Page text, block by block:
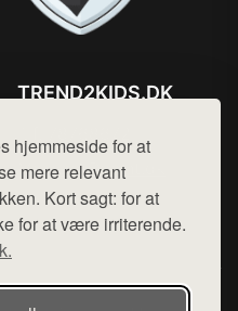
hjemmeside for at
mere relevant
Kort sagt: for at
for at være irriterende.
TREND2KIDS.DK
Mail: hej@want.dk
Cookie- og privatlivspolitik